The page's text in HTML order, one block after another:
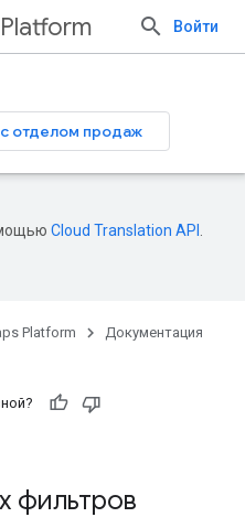
Войти
с отделом продаж
Cloud Translation API
Platform
Документация
фильтров